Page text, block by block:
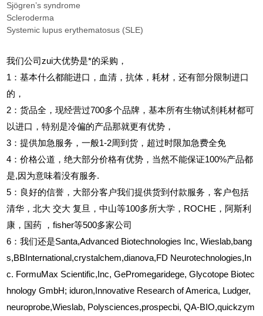
Sjögren’s syndrome
Scleroderma
Systemic lupus erythematosus (SLE)
我们公司zui大优势是*的采购，
1 ：基本什么都能进口，血清，抗体，耗材，还有部分限制进口
的，
2 ：货品全，现经营过700多个品牌，基本所有生物试剂耗材都可
以进口，特别是冷偏的产品那就更有优势，
3 ：提供加急服务，一般1-2周到货，超过时限加急费全免
4 ：价格公道，绝大部分价格有优势，当然不能保证100%产品都
是,因为意味着没有服务.
5 ：良好的信誉，大部分客户我们提供货到付款服务，客户包括
清华，北大 交大 复旦，中山等100多所大学，ROCHE，阿斯利
康，国药
，fisher等500多家公司
6 ：我们还是Santa,Advanced Biotechnologies Inc, Wieslab,bang
s,BBInternational,crystalchem,dianova,FD Neurotechnologies,In
c. FormuMax Scientific,Inc, GePromegaridege, Glycotope Biotec
hnology GmbH; iduron,Innovative Research of America, Ludger,
neuroprobe,Wieslab, Polysciences,prospecbi, QA-BIO,quickzym